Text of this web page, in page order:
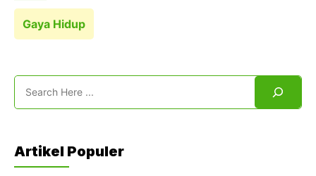
Gaya Hidup
Search
Artikel Populer